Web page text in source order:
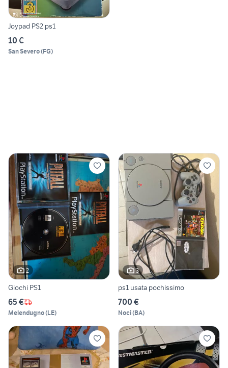
Joypad PS2 ps1
10 €
San Severo(FG)
2
Giochi PS1
65 €
Melendugno(LE)
3
ps1 usata pochissimo
700 €
Noci(BA)